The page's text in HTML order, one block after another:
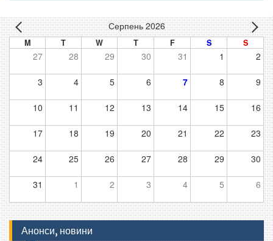
Серпень 2026
M T W T F S S
27 28 29 30 31 1 2
3 4 5 6 7 8 9
10 11 12 13 14 15 16
17 18 19 20 21 22 23
24 25 26 27 28 29 30
31 1 2 3 4 5 6
Анонси, новини